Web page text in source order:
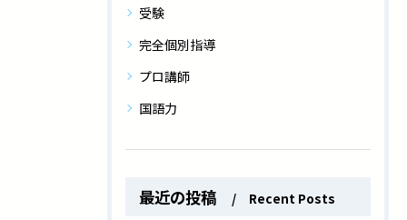
受験
完全個別指導
プロ講師
国語力
最近の投稿 Recent Posts